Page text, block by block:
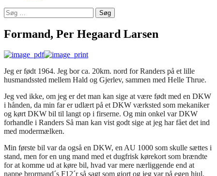
Søg
efter:
Formand, Per Hegaard Larsen
Jeg er født 1964. Jeg bor ca. 20km. nord for Randers på et lille
husmandssted mellem Hald og Gjerlev, sammen med Helle Thrue.
Jeg ved ikke, om jeg er det man kan sige at være født med en DKW
i hånden, da min far er udlært på et DKW værksted som mekaniker
og kørt DKW bil til langt op i firserne. Og min onkel var DKW
forhandle i Randers Så man kan vist godt sige at jeg har fået det ind
med modermælken.
Min første bil var da også en DKW, en AU 1000 som skulle sættes i
stand, men for en ung mand med et dugfrisk kørekort som brændte
for at komme ud at køre bil, hvad var mere nærliggende end at
nappe brormand´s F12´r så sagt som gjort og jeg var på egen hjul.